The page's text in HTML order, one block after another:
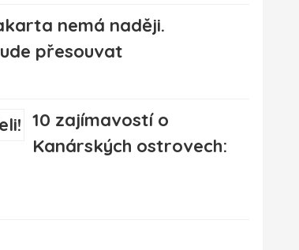
nemá naději.
přesouvat
10 zajímavostí o
Kanárských ostrovech: